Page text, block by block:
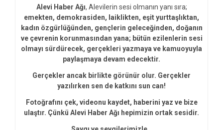
Alevi Haber Ağı, Alevilerin sesi olmanın yanı sıra;
emekten, demokrasiden, laiklikten, eşit yurttaşlıktan,
kadın özgürlüğünden, gençlerin geleceğinden, doğanın
ve çevrenin korunmasından yana; bütün ezilenlerin sesi
olmayı sürdürecek, gerçekleri yazmaya ve kamuoyuyla
paylaşmaya devam edecektir.
Gerçekler ancak birlikte görünür olur. Gerçekler
yazılırken sen de katkını sun can!
Fotoğrafını çek, videonu kaydet, haberini yaz ve bize
ulaştır. Çünkü Alevi Haber Ağı hepimizin ortak sesidir.